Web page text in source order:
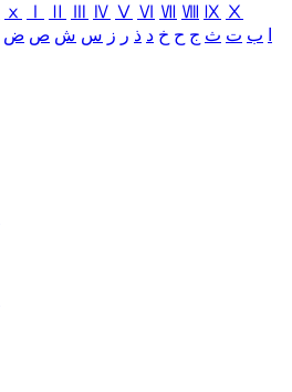
ⅹ Ⅳ Ⅴ Ⅵ Ⅶ Ⅷ Ⅸ Ⅹ
ب ت ث ج ح خ د ذ ر ز س ش ص ض